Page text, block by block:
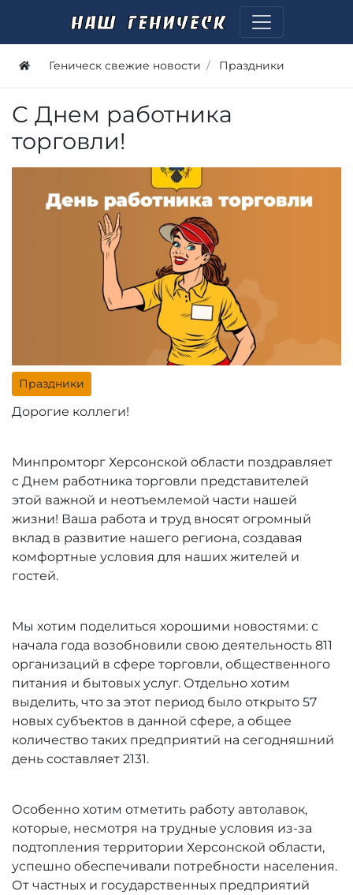
Геническ свежие новости Праздники
С Днем работника
торговли!
Праздники
Дорогие коллеги!
Минпромторг Херсонской области поздравляет
с Днем работника торговли представителей
этой важной и неотъемлемой части нашей
жизни! Ваша работа и труд вносят огромный
вклад в развитие нашего региона, создавая
комфортные условия для наших жителей и
гостей.
Мы хотим поделиться хорошими новостями: с
начала года возобновили свою деятельность 811
организаций в сфере торговли, общественного
питания и бытовых услуг. Отдельно хотим
выделить, что за этот период было открыто 57
новых субъектов в данной сфере, а общее
количество таких предприятий на сегодняшний
день составляет 2131.
Особенно хотим отметить работу автолавок,
которые, несмотря на трудные условия из-за
подтопления территории Херсонской области,
успешно обеспечивали потребности населения.
От частных и государственных предприятий